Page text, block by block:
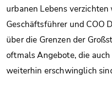
urbanen Lebens
Geschäftsführer und COO
über die Grenzen der
oftmals Angebote, die
weiterhin erschwinglich